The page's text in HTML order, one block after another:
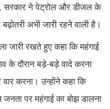
सरकार ने पेट्रोल और डीजल के
अभी जारी रहने वाली है।
जारी रखते हुए कहा कि महंगाई
के दौरान बड़े-बड़े वादे करना
करना। उन्होंने कहा कि
पर महंगाई का बोझ डालना